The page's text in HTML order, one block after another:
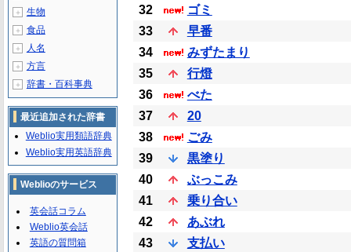
32
ゴミ
33
早番
34
みずたまり
35
行燈
36
べた
37
20
38
ごみ
39
黒塗り
40
ぶっこみ
41
乗り合い
42
あぶれ
43
支払い
＋ 生物
＋ 食品
＋ 人名
＋ 方言
＋ 辞書・百科事典
最近追加された辞書
Weblio実用類語辞典
Weblio実用英語辞典
Weblioのサービス
英会話コラム
Weblio英会話
英語の質問箱